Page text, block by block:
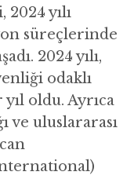
yılı
süreçlerinde
2024 yılı,
odaklı
oldu. Ayrıca
ve uluslararası